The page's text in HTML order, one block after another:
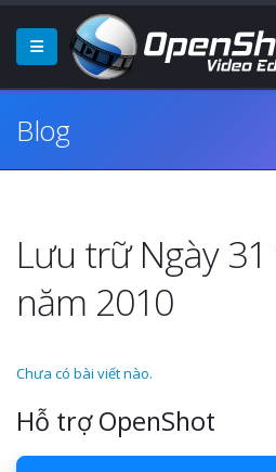
Blog
Lưu trữ Ngày
năm 2010
Chưa có bài viết nào.
Hỗ trợ OpenShot